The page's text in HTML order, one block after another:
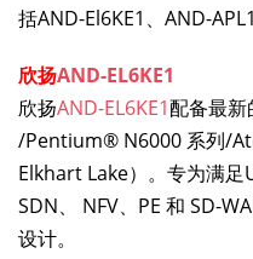
括AND-El6KE1、AND-
欣扬AND-EL6KE1
欣扬AND-EL6KE1配备最
/Pentium® N6000 系列/
Elkhart Lake）。专为满足
SDN、 NFV、PE 和 SD-
设计。